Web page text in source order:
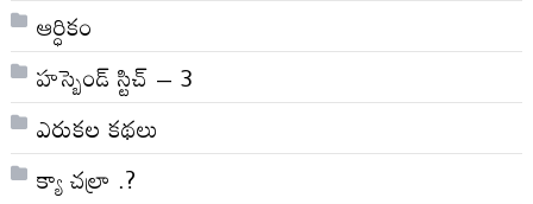
ఆర్ధికం
హస్బెండ్ స్టిచ్ – 3
ఎరుకల కథలు
క్యా చల్రా .?